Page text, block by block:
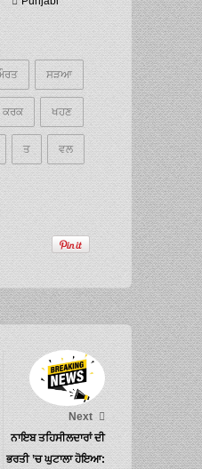
ਸੜਆ
ਕਰਕ ਖਹਣ
ਤ ਵਲ
Next
ਨਾਇਬ ਤਹਿਸੀਲਦਾਰਾਂ ਦੀ
ਭਰਤੀ ’ਚ ਘੁਟਾਲਾ ਹੋਇਆ: